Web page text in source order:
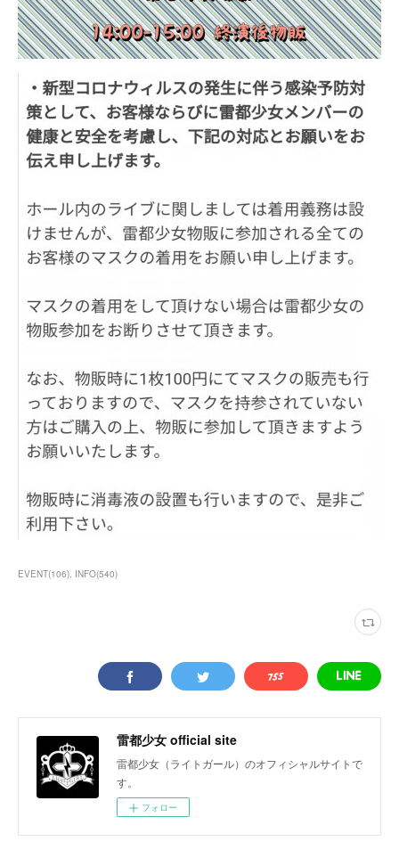
EVENT(106) INFO(540)
雷都少女 official site
雷都少女（ライトガール）のオフィシャルサイトで
す。
フォロー